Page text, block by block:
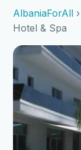
AlbaniaForAll ›
Hotel & Spa